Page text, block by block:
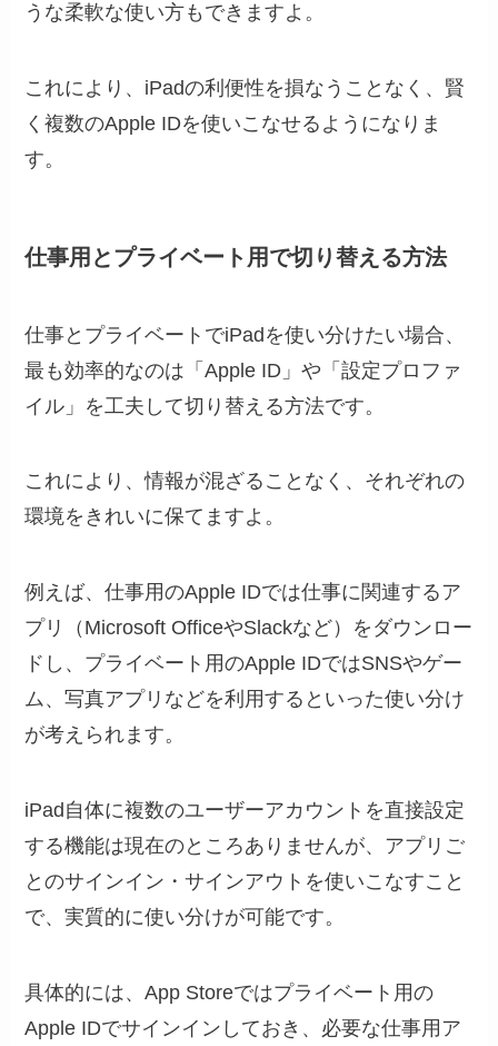
うな柔軟な使い方もできますよ。
これにより、iPadの利便性を損なうことなく、賢
く複数のApple IDを使いこなせるようになりま
す。
仕事用とプライベート用で切り替える方法
仕事とプライベートでiPadを使い分けたい場合、
最も効率的なのは「Apple ID」や「設定プロファ
イル」を工夫して切り替える方法です。
これにより、情報が混ざることなく、それぞれの
環境をきれいに保てますよ。
例えば、仕事用のApple IDでは仕事に関連するア
プリ（Microsoft OfficeやSlackなど）をダウンロー
ドし、プライベート用のApple IDではSNSやゲー
ム、写真アプリなどを利用するといった使い分け
が考えられます。
iPad自体に複数のユーザーアカウントを直接設定
する機能は現在のところありませんが、アプリご
とのサインイン・サインアウトを使いこなすこと
で、実質的に使い分けが可能です。
具体的には、App Storeではプライベート用の
Apple IDでサインインしておき、必要な仕事用ア